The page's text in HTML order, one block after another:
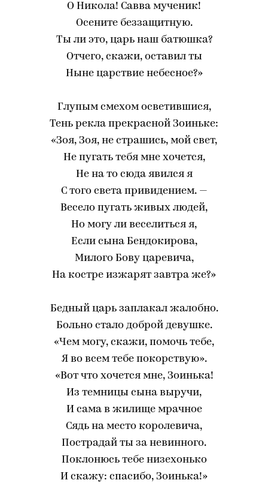
О Никола! Савва мученик!
Осените беззащитную.
Ты ли это, царь наш батюшка?
Отчего, скажи, оставил ты
Ныне царствие небесное?»
Глупым смехом осветившися,
Тень рекла прекрасной Зоиньке:
«Зоя, Зоя, не страшись, мой свет,
Не пугать тебя мне хочется,
Не на то сюда явился я
С того света привидением. —
Весело пугать живых людей,
Но могу ли веселиться я,
Если сына Бендокирова,
Милого Бову царевича,
На костре изжарят завтра же?»
Бедный царь заплакал жалобно.
Больно стало доброй девушке.
«Чем могу, скажи, помочь тебе,
Я во всем тебе покорствую».
«Вот что хочется мне, Зоинька!
Из темницы сына выручи,
И сама в жилище мрачное
Сядь на место королевича,
Пострадай ты за невинного.
Поклонюсь тебе низехонько
И скажу: спасибо, Зоинька!»